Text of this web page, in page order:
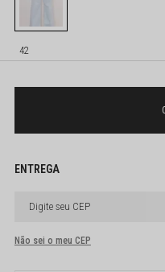
42
Não sei o meu CEP